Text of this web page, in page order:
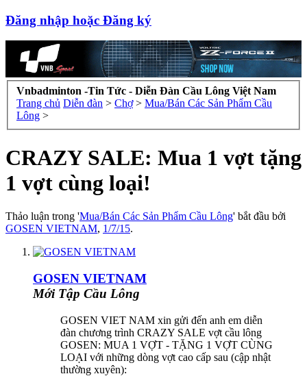
Đăng nhập hoặc Đăng ký
Vnbadminton -Tin Tức - Diễn Đàn Cầu Lông Việt Nam
Trang chủ Diễn đàn > Chợ > Mua/Bán Các Sản Phẩm Cầu
Lông >
CRAZY SALE: Mua 1 vợt tặng
1 vợt cùng loại!
Thảo luận trong 'Mua/Bán Các Sản Phẩm Cầu Lông' bắt đầu bởi
GOSEN VIETNAM, 1/7/15.
GOSEN VIETNAM
Mới Tập Cầu Lông
GOSEN VIET NAM xin gửi đến anh em diễn
đàn chương trình CRAZY SALE vợt cầu lông
GOSEN: MUA 1 VỢT - TẶNG 1 VỢT CÙNG
LOẠI với những dòng vợt cao cấp sau (cập nhật
thường xuyên):